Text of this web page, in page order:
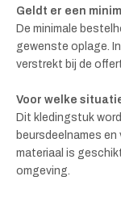
Geldt er een
De minimale
gewenste oplage.
verstrekt bij de
Voor welke
Dit kledingstuk
beursdeelnames
materiaal is
omgeving.